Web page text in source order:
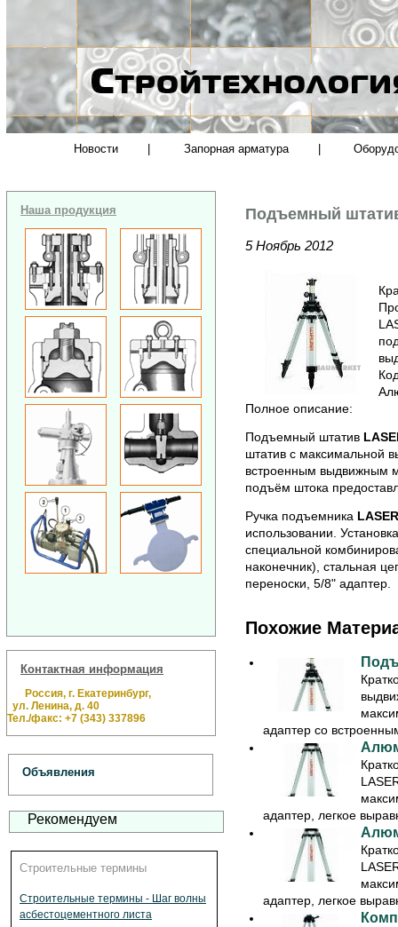
Новости Запорная арматура
Наша продукция
Контактная информация
Россия, г. Екатеринбург,
ул. Ленина, д. 40
Тел./факс: +7 (343) 337896
Объявления
Рекомендуем
Строительные термины
Строительные термины - Шаг волны
асбестоцементного листа
Подъемный
5 Ноябрь 2012
Полное описание:
Подъемный штатив
штатив с максимальной
встроенным выдвижным
подъём штока
Ручка подъемника
использовании.
специальной
наконечник), стальная
переноски, 5/8" адаптер.
Похожие
адаптер со
адаптер, легкое
адаптер, легкое